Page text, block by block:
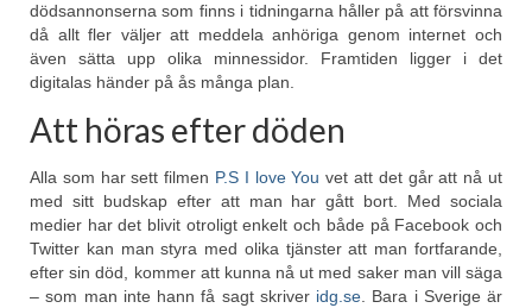
dödsannonserna som finns i tidningarna håller på att försvinna
då allt fler väljer att meddela anhöriga genom internet och
även sätta upp olika minnessidor. Framtiden ligger i det
digitalas händer på ås många plan.
Att höras efter döden
Alla som har sett filmen P.S I love You vet att det går att nå ut
med sitt budskap efter att man har gått bort. Med sociala
medier har det blivit otroligt enkelt och både på Facebook och
Twitter kan man styra med olika tjänster att man fortfarande,
efter sin död, kommer att kunna nå ut med saker man vill säga
– som man inte hann få sagt skriver idg.se. Bara i Sverige är